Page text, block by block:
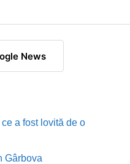
News
a fost lovită de o
Gârbova